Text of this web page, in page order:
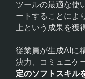
ツールの最適な使
ートすることによ
上という成果を獲
従業員が生成AIに
決力、コミュニケ
定のソフトスキル